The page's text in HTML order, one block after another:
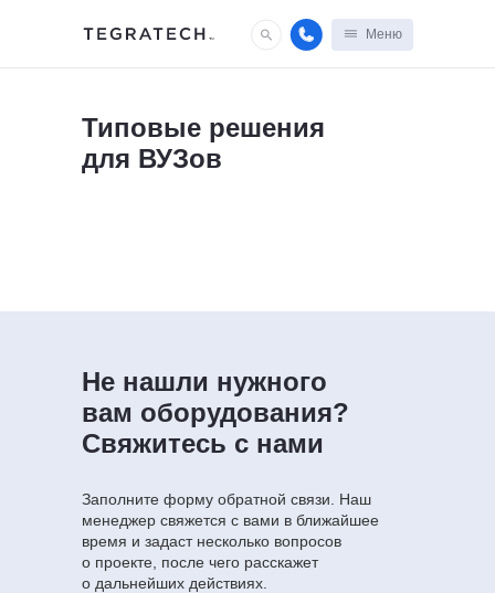
Меню
Типовые решения
для ВУЗов
Не нашли нужного
вам оборудования?
Свяжитесь с нами
Заполните форму обратной связи. Наш
менеджер свяжется с вами в ближайшее
время и задаст несколько вопросов
о проекте, после чего расскажет
о дальнейших действиях.